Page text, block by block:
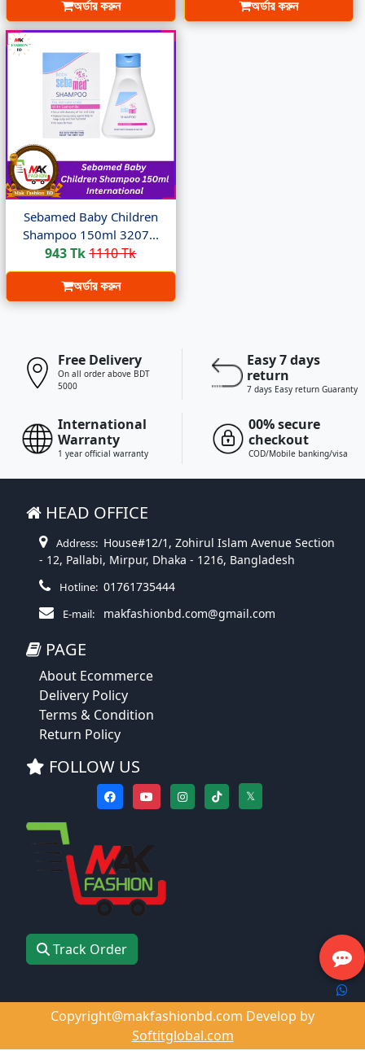
অর্ডার করুন
অর্ডার করুন
Sebamed Baby Children
Shampoo 150ml 3207...
943 Tk1110 Tk
অর্ডার করুন
Free Delivery
On all order above BDT
5000
Easy 7 days
return
7 days Easy return Guaranty
International
Warranty
1 year official warranty
00% secure
checkout
COD/Mobile banking/visa
HEAD OFFICE
Address: House#12/1, Zohirul Islam Avenue Section
- 12, Pallabi, Mirpur, Dhaka - 1216, Bangladesh
Hotline: 01761735444
E-mail: makfashionbd.com@gmail.com
PAGE
About Ecommerce
Delivery Policy
Terms & Condition
Return Policy
FOLLOW US
𝕏
Track Order
Copyright@makfashionbd.com Develop by
Softitglobal.com